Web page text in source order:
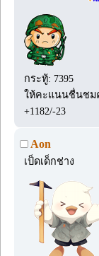
กระทู้: 7395
ให้คะแนนชื่นชม
+1182/-23
Aon
เป็ดเด็กช่าง